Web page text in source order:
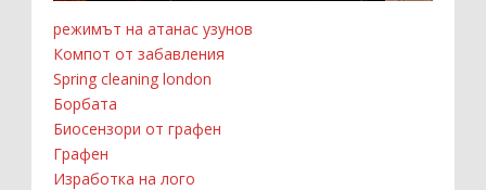
режимът на атанас узунов
Компот от забавления
Spring cleaning london
Борбата
Биосензори от графен
Графен
Изработка на лого